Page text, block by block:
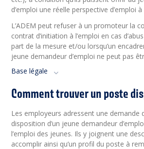
d’emploi une réelle perspective d’emploi
L’ADEM peut refuser à un promoteur la
contrat d’initiation à l’emploi en cas
part de la mesure et/ou lorsqu’un
jeune demandeur d’emploi ne peut pas
Base légale
Comment trouver un poste
Les employeurs adressent une demande
disposition d’un jeune demandeur
l’emploi des jeunes. Ils y joignent une
accomplir ainsi qu’un profil du poste à